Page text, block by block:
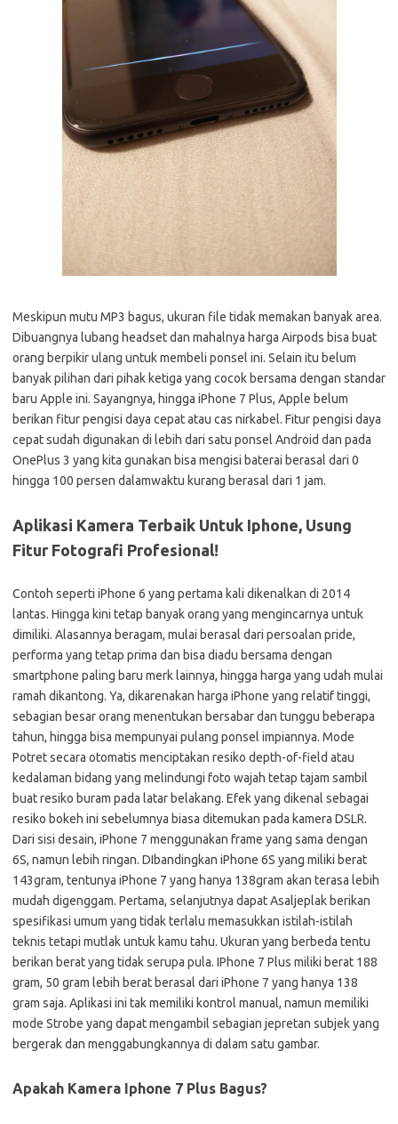
Meskipun mutu MP3 bagus, ukuran file tidak memakan banyak area.
Dibuangnya lubang headset dan mahalnya harga Airpods bisa buat
orang berpikir ulang untuk membeli ponsel ini. Selain itu belum
banyak pilihan dari pihak ketiga yang cocok bersama dengan standar
baru Apple ini. Sayangnya, hingga iPhone 7 Plus, Apple belum
berikan fitur pengisi daya cepat atau cas nirkabel. Fitur pengisi daya
cepat sudah digunakan di lebih dari satu ponsel Android dan pada
OnePlus 3 yang kita gunakan bisa mengisi baterai berasal dari 0
hingga 100 persen dalamwaktu kurang berasal dari 1 jam.
Aplikasi Kamera Terbaik Untuk Iphone, Usung
Fitur Fotografi Profesional!
Contoh seperti iPhone 6 yang pertama kali dikenalkan di 2014
lantas. Hingga kini tetap banyak orang yang mengincarnya untuk
dimiliki. Alasannya beragam, mulai berasal dari persoalan pride,
performa yang tetap prima dan bisa diadu bersama dengan
smartphone paling baru merk lainnya, hingga harga yang udah mulai
ramah dikantong. Ya, dikarenakan harga iPhone yang relatif tinggi,
sebagian besar orang menentukan bersabar dan tunggu beberapa
tahun, hingga bisa mempunyai pulang ponsel impiannya. Mode
Potret secara otomatis menciptakan resiko depth-of-field atau
kedalaman bidang yang melindungi foto wajah tetap tajam sambil
buat resiko buram pada latar belakang. Efek yang dikenal sebagai
resiko bokeh ini sebelumnya biasa ditemukan pada kamera DSLR.
Dari sisi desain, iPhone 7 menggunakan frame yang sama dengan
6S, namun lebih ringan. DIbandingkan iPhone 6S yang miliki berat
143gram, tentunya iPhone 7 yang hanya 138gram akan terasa lebih
mudah digenggam. Pertama, selanjutnya dapat Asaljeplak berikan
spesifikasi umum yang tidak terlalu memasukkan istilah-istilah
teknis tetapi mutlak untuk kamu tahu. Ukuran yang berbeda tentu
berikan berat yang tidak serupa pula. IPhone 7 Plus miliki berat 188
gram, 50 gram lebih berat berasal dari iPhone 7 yang hanya 138
gram saja. Aplikasi ini tak memiliki kontrol manual, namun memiliki
mode Strobe yang dapat mengambil sebagian jepretan subjek yang
bergerak dan menggabungkannya di dalam satu gambar.
Apakah Kamera Iphone 7 Plus Bagus?